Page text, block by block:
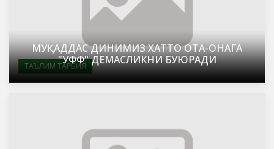
ТАЪЛИМ ТАРБИЯ
МУҚАДДАС ДИНИМИЗ ХАТТО ОТА-ОНАГА
"УФФ" ДЕМАСЛИКНИ БУЮРАДИ